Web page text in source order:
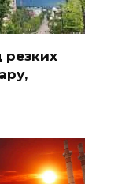
резких